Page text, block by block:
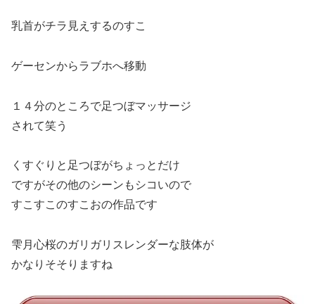
乳首がチラ見えするのすこ
ゲーセンからラブホへ移動
１４分のところで足つぼマッサージ
されて笑う
くすぐりと足つぼがちょっとだけ
ですがその他のシーンもシコいので
すこすこのすこおの作品です
雫月心桜のガリガリスレンダーな肢体が
かなりそそりますね